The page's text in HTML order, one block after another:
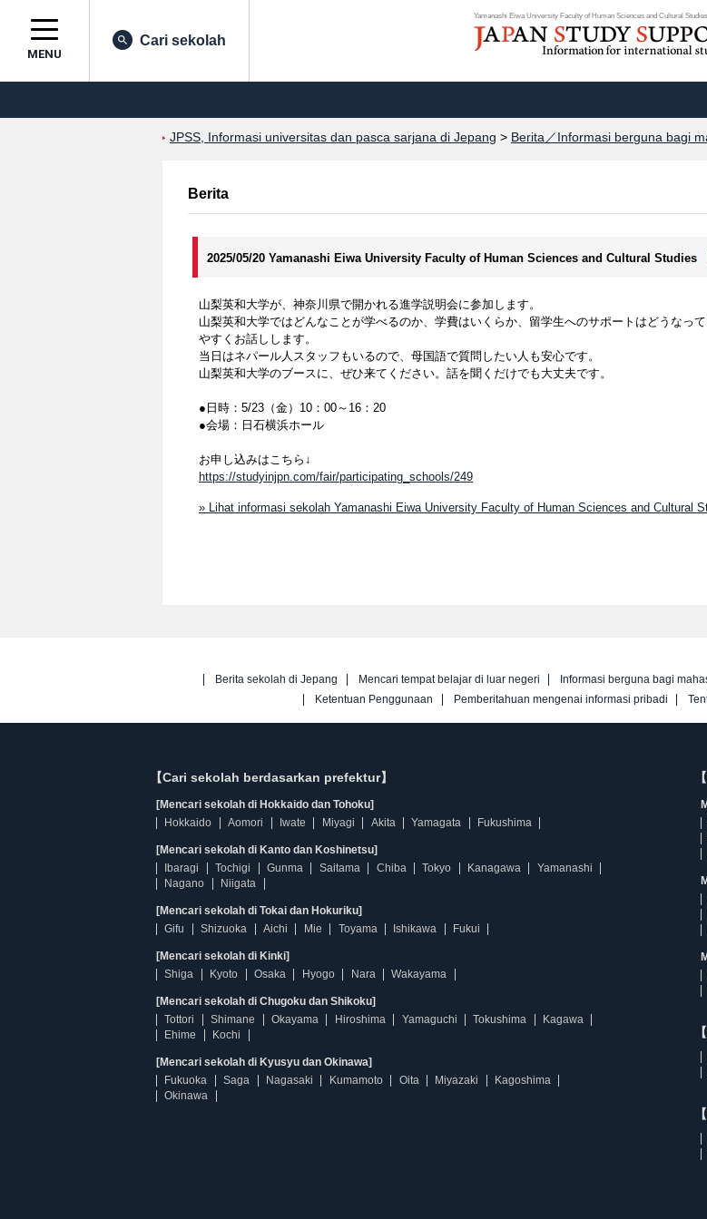
Yamanashi Eiwa University Faculty of Human Sciences and Cultural
MENU
Cari sekolah
JPSS, Informasi universitas dan pasca sarjana di Jepang > Berita／Informasi berguna bagi
Berita
2025/05/20 Yamanashi Eiwa University Faculty of Human Sciences and Cultural Studies
山梨英和大学が、神奈川県で開かれる進学説明会に参加します。
山梨英和大学ではどんなことが学べるのか、学費はいくらか、留学生へのサポートはどうなっ
やすくお話しします。
当日はネパール人スタッフもいるので、母国語で質問したい人も安心です。
山梨英和大学のブースに、ぜひ来てください。話を聞くだけでも大丈夫です。
●日時：5/23（金）10：00～16：20
●会場：日石横浜ホール
お申し込みはこちら↓
https://studyinjpn.com/fair/participating_schools/249
» Lihat informasi sekolah Yamanashi Eiwa University Faculty of Human Sciences and Cultural
Berita sekolah di Jepang Mencari tempat belajar di luar negeri Informasi berguna bagi
Ketentuan Penggunaan
Pemberitahuan mengenai informasi pribadi
【Cari sekolah berdasarkan prefektur】
[Mencari sekolah di Hokkaido dan Tohoku]
Hokkaido
Aomori Iwate Miyagi Akita Yamagata Fukushima
[Mencari sekolah di Kanto dan Koshinetsu]
Ibaragi
Tochigi Gunma Saitama Chiba Tokyo Kanagawa
Yamanashi
Nagano
Niigata
[Mencari sekolah di Tokai dan Hokuriku]
Gifu
Shizuoka Aichi Mie Toyama Ishikawa Fukui
[Mencari sekolah di Kinki]
Shiga
Kyoto Osaka Hyogo Nara Wakayama
[Mencari sekolah di Chugoku dan Shikoku]
Tottori
Shimane Okayama Hiroshima Yamaguchi Tokushima
Kagawa
Ehime
Kochi
[Mencari sekolah di Kyusyu dan Okinawa]
Fukuoka
Saga Nagasaki Kumamoto Oita Miyazaki
Kagoshima
Okinawa